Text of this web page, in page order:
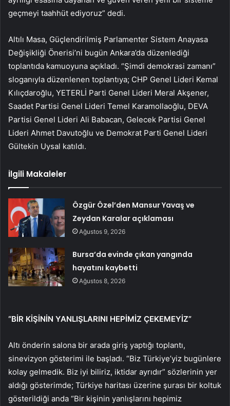
geçmeyi taahhüt ediyoruz” dedi.
Altılı Masa, Güçlendirilmiş Parlamenter Sistem Anayasa
Değişikliği Önerisi’ni bugün Ankara’da düzenlediği
toplantıda kamuoyuna açıkladı. “Şimdi demokrasi zamanı”
sloganıyla düzenlenen toplantıya; CHP Genel Lideri Kemal
Kılıçdaroğlu, YETERLİ Parti Genel Lideri Meral Akşener,
Saadet Partisi Genel Lideri Temel Karamollaoğlu, DEVA
Partisi Genel Lideri Ali Babacan, Gelecek Partisi Genel
Lideri Ahmet Davutoğlu ve Demokrat Parti Genel Lideri
Gültekin Uysal katıldı.
İlgili Makaleler
Özgür Özel’den Mansur Yavaş ve
Zeydan Karalar açıklaması
Ağustos 9, 2026
Bursa’da evinde çıkan yangında
hayatını kaybetti
Ağustos 8, 2026
“BİR KİŞİNİN YANLIŞLARINI HEPİMİZ ÇEKEMEYİZ”
Altı önderin salona bir arada giriş yaptığı toplantı,
sinevizyon gösterimi ile başladı. “Biz Türkiye’yiz bugünlere
kolay gelmedik. Biz iyi biliriz, iktidar ayrıdır” sözlerinin yer
aldığı gösterimde; Türkiye haritası üzerine şurası bir koltuk
gösterildiği anda “Bir kişinin yanlışlarını hepimiz